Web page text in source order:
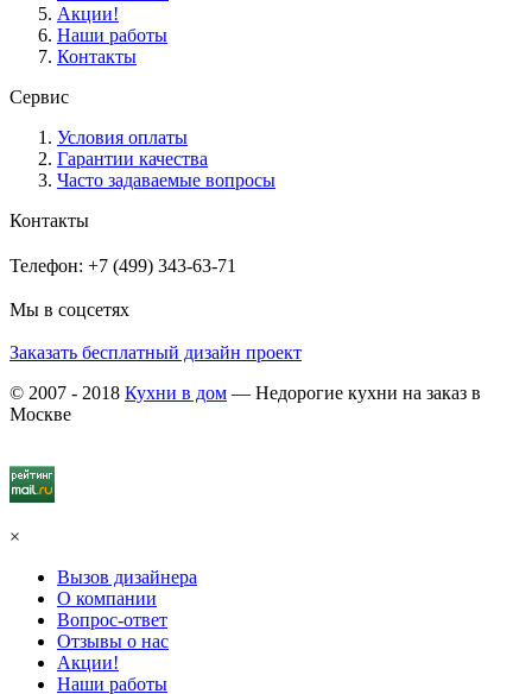
Акции!
Наши работы
Контакты
Сервис
Условия оплаты
Гарантии качества
Часто задаваемые вопросы
Контакты
Телефон: +7 (499) 343-63-71
Мы в соцсетях
Заказать бесплатный дизайн проект
© 2007 - 2018 Кухни в дом — Недорогие кухни на заказ в
Москве
×
Вызов дизайнера
О компании
Вопрос-ответ
Отзывы о нас
Акции!
Наши работы